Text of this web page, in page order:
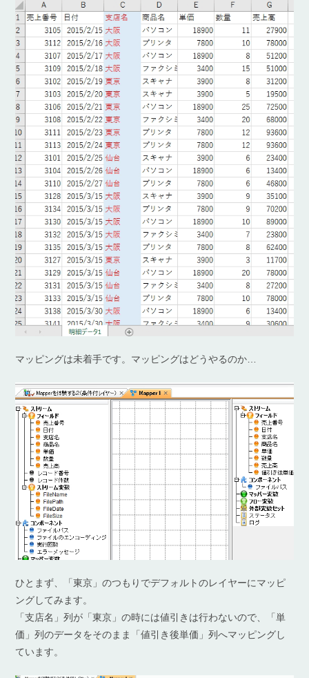
マッピングは未着手です。マッピングはどうやるのか…
ひとまず、「東京」のつもりでデフォルトのレイヤーにマッピ
ングしてみます。
「支店名」列が「東京」の時には値引きは行わないので、「単
価」列のデータをそのまま「値引き後単価」列へマッピングし
ています。